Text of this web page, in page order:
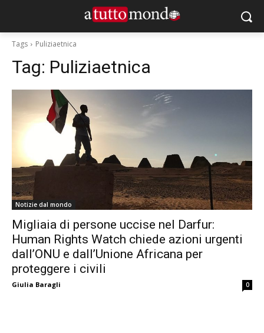
Tags Puliziaetnica
Tag: Puliziaetnica
Notizie dal mondo
Migliaia di persone uccise nel Darfur:
Human Rights Watch chiede azioni urgenti
dall’ONU e dall’Unione Africana per
proteggere i civili
Giulia Baragli 0